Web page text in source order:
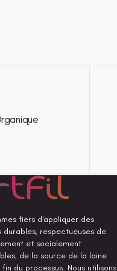
fiers d'appliquer des
durables, respectueuses de
et socialement
de la source de la laine
fin du processus. Nous utilisons